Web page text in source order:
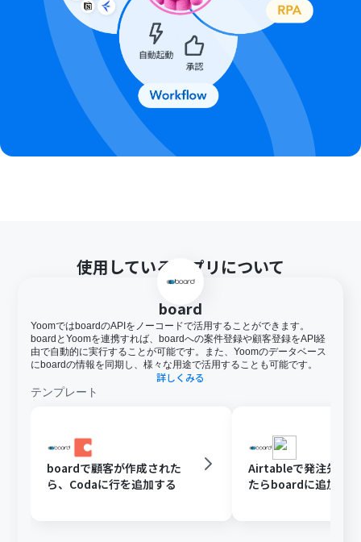
使用しているアプリについて
board
YoomではboardのAPIをノーコードで活用することができます。
boardとYoomを連携すれば、boardへの案件登録や顧客登録をAPI経
由で自動的に実行することが可能です。また、Yoomのデータベース
にboardの情報を同期し、様々な用途で活用することも可能です。
詳しくみる
テンプレート
boardで顧客が作成された
ら、Codaに行を追加する
Airtableで発注先が
たらboardに追加する